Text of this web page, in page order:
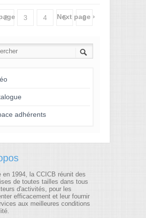
2 3 4 5 6
14 15 16 17 18
20
26
32 33 34
44
50 51 52 53 54
56 57 58 59 60
62
Next page ›
adhérents
en 1994, la CCICB réunit des
de toutes tailles dans tous
d'activités, pour les
efficacement et leur fournir
aux meilleures conditions